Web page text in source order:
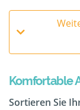
Komfortable
Sortieren Sie